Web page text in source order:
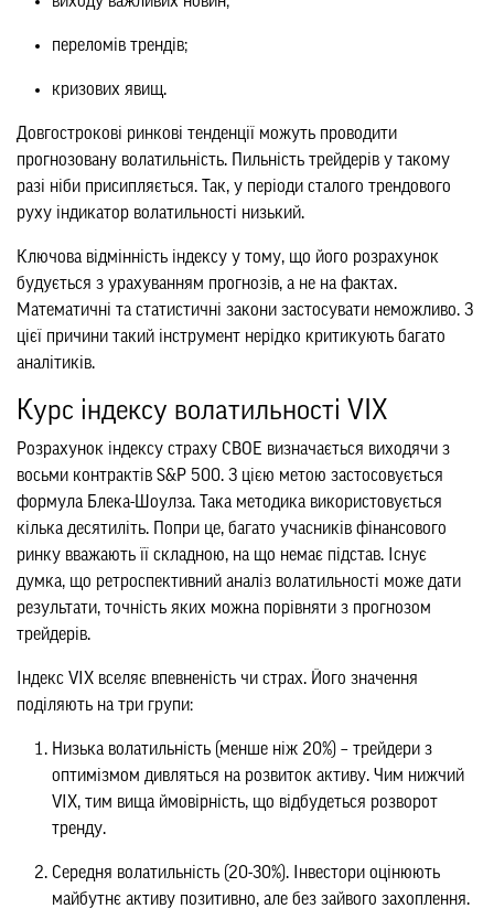
переломів трендів;
кризових явищ.
Довгострокові ринкові тенденції можуть проводити
прогнозовану волатильність. Пильність трейдерів у такому
разі ніби присипляється. Так, у періоди сталого трендового
руху індикатор волатильності низький.
Ключова відмінність індексу у тому, що його розрахунок
будується з урахуванням прогнозів, а не на фактах.
Математичні та статистичні закони застосувати неможливо. З
цієї причини такий інструмент нерідко критикують багато
аналітиків.
Курс індексу волатильності VIX
Розрахунок індексу страху CBOE визначається виходячи з
восьми контрактів S&P 500. З цією метою застосовується
формула Блека-Шоулза. Така методика використовується
кілька десятиліть. Попри це, багато учасників фінансового
ринку вважають її складною, на що немає підстав. Існує
думка, що ретроспективний аналіз волатильності може дати
результати, точність яких можна порівняти з прогнозом
трейдерів.
Індекс VIX вселяє впевненість чи страх. Його значення
поділяють на три групи:
Низька волатильність (менше ніж 20%) – трейдери з
оптимізмом дивляться на розвиток активу. Чим нижчий
VIX, тим вища ймовірність, що відбудеться розворот
тренду.
Середня волатильність (20-30%). Інвестори оцінюють
майбутнє активу позитивно, але без зайвого захоплення.